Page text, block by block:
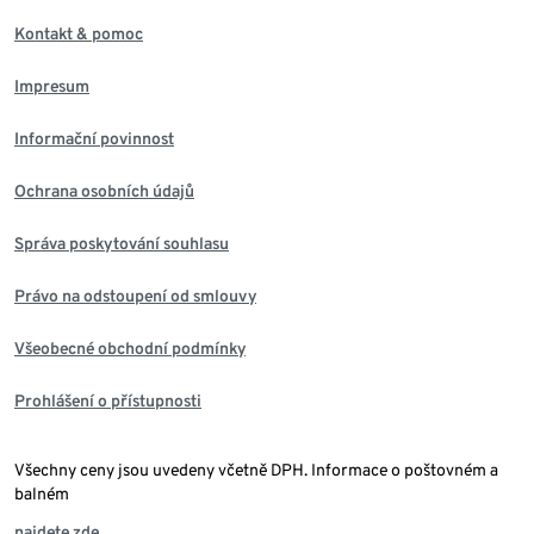
Kontakt & pomoc
Impresum
Informační povinnost
Ochrana osobních údajů
Správa poskytování souhlasu
Právo na odstoupení od smlouvy
Všeobecné obchodní podmínky
Prohlášení o přístupnosti
Všechny ceny jsou uvedeny včetně DPH. Informace o poštovném a
balném